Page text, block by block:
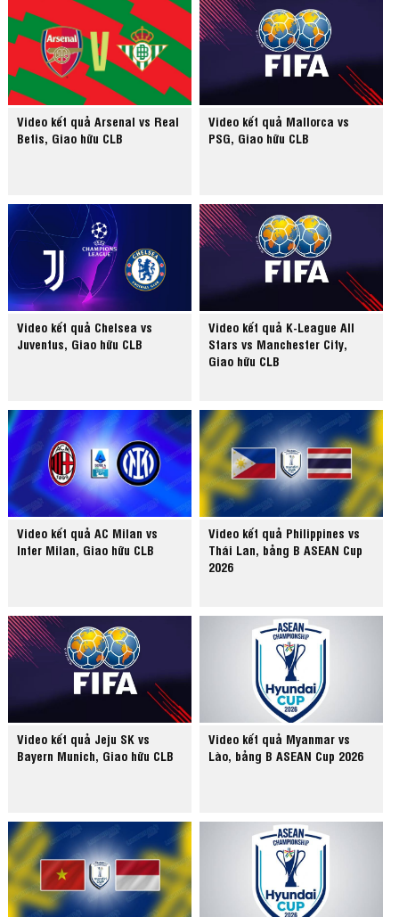
Video kết quả Arsenal vs Real
Betis, Giao hữu CLB
Video kết quả Mallorca vs
PSG, Giao hữu CLB
Video kết quả Chelsea vs
Juventus, Giao hữu CLB
Video kết quả K-League All
Stars vs Manchester City,
Giao hữu CLB
Video kết quả AC Milan vs
Inter Milan, Giao hữu CLB
Video kết quả Philippines vs
Thái Lan, bảng B ASEAN Cup
2026
Video kết quả Jeju SK vs
Bayern Munich, Giao hữu CLB
Video kết quả Myanmar vs
Lào, bảng B ASEAN Cup 2026